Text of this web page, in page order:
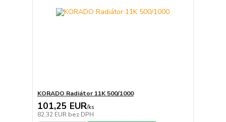
KORADO Radiátor 11K 500/1000
101,25 EUR/ks
82,32 EUR bez DPH